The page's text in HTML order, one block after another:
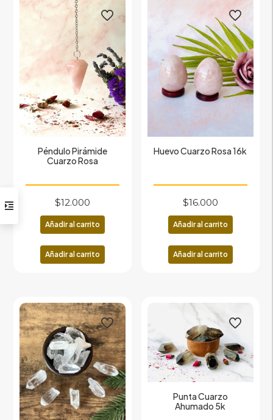
Péndulo Pirámide
Cuarzo Rosa
$12.000
Añadir al carrito
Añadir al carrito
Huevo Cuarzo Rosa 16k
$16.000
Añadir al carrito
Añadir al carrito
Punta Cuarzo
Ahumado 5k